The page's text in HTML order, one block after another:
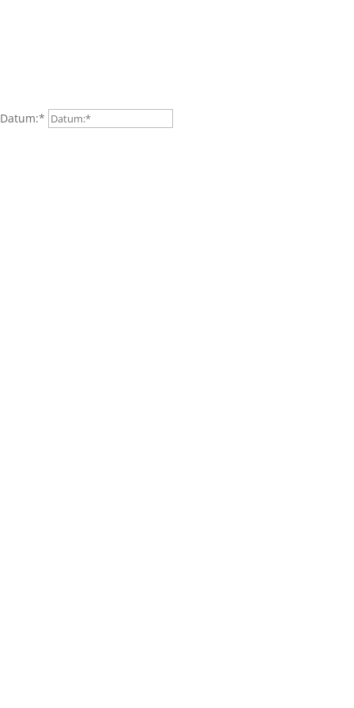
Datum:*